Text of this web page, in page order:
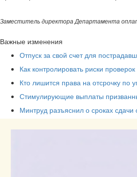
Заместитель директора Департамента
Важные изменения
Отпуск за свой счет для
Как контролировать риски
Кто лишится права на отсрочку по
Стимулирующие выплаты
Минтруд разъяснил о сроках сдачи